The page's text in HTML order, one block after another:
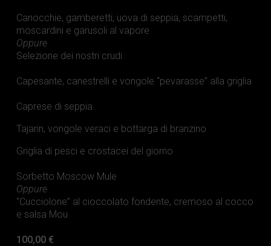
Canocchie, gamberetti, uova di seppia, scampetti,
moscardini e garusoli al vapore
Oppure
Selezione dei nostri crudi
Capesante, canestrelli e vongole “pevarasse” alla griglia
Caprese di seppia
Tajarin, vongole veraci e bottarga di branzino
Griglia di pesci e crostacei del giorno
Sorbetto Moscow Mule
Oppure
“Cucciolone” al cioccolato fondente, cremoso al cocco
e salsa Mou
100,00 €